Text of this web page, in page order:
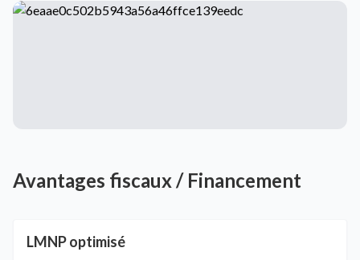
Avantages fiscaux / Financement
LMNP optimisé